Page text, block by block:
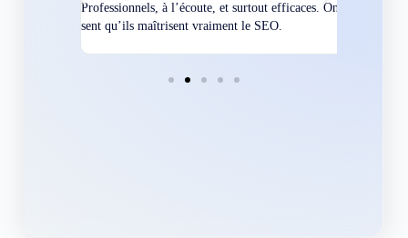
Professionnels, à l’écoute, et surtout efficaces. On
sent qu’ils maîtrisent vraiment le SEO.